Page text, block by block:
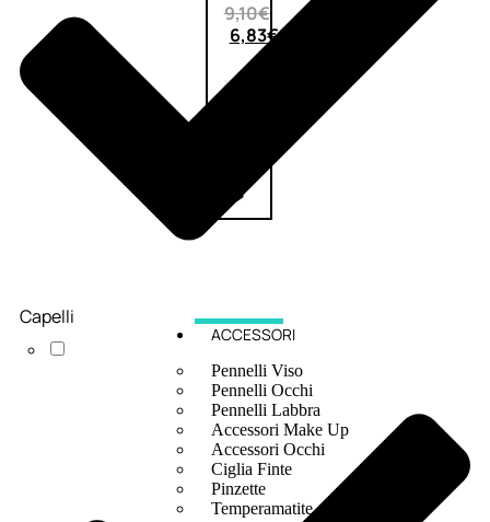
9,10€
6,83€
ACCESSORI
Pennelli Viso
Pennelli Occhi
Pennelli Labbra
Accessori Make Up
Accessori Occhi
Ciglia Finte
Pinzette
Temperamatite
Capelli